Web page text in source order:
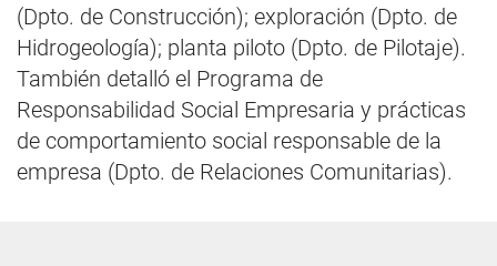
(Dpto. de Construcción); exploración (Dpto. de
Hidrogeología); planta piloto (Dpto. de Pilotaje).
También detalló el Programa de
Responsabilidad Social Empresaria y prácticas
de comportamiento social responsable de la
empresa (Dpto. de Relaciones Comunitarias).